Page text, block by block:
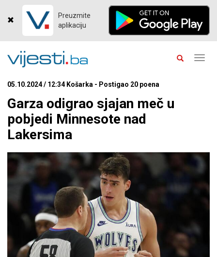
Preuzmite
aplikaciju
05.10.2024 / 12:34 Košarka - Postigao 20 poena
Garza odigrao sjajan meč u
pobjedi Minnesote nad
Lakersima